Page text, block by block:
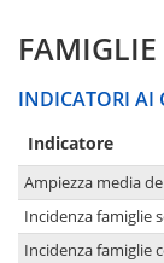
FAMIGLIE
INDICATORI AI
Indicatore
Ampiezza media
Incidenza famiglie
Incidenza famiglie